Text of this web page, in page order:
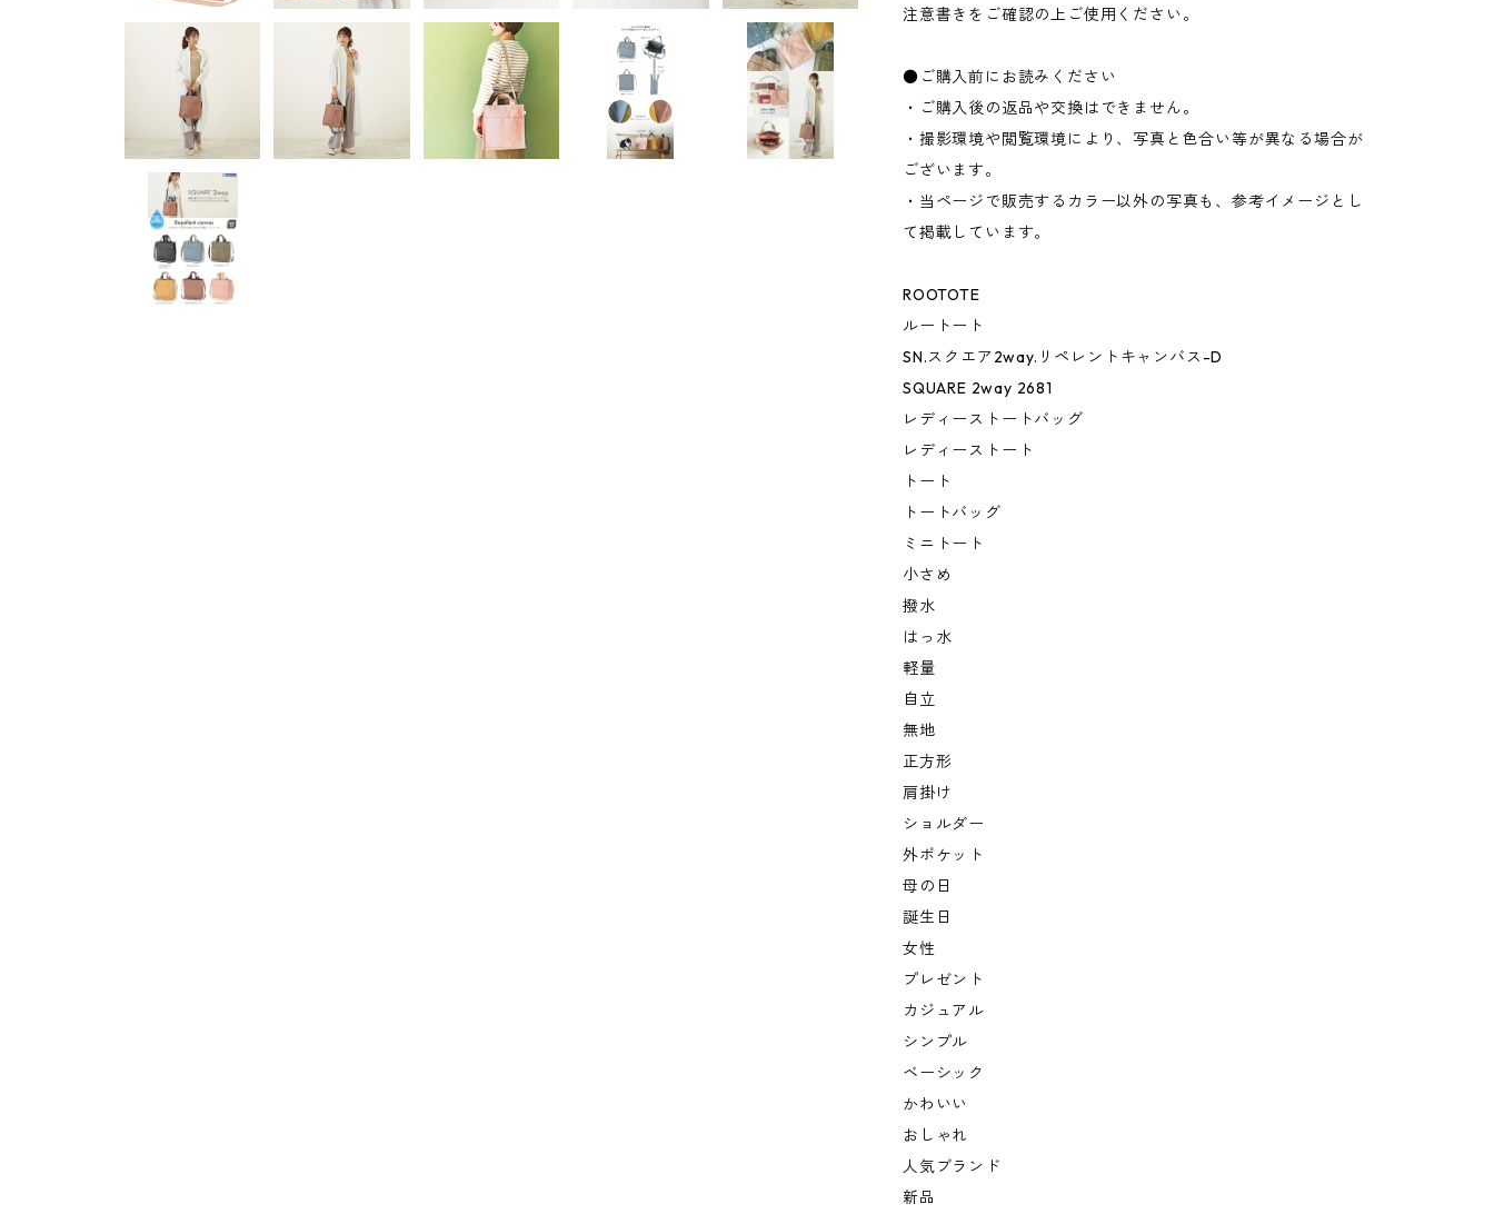
注意書きをご確認の上ご使用ください。
●ご購入前にお読みください
・ご購入後の返品や交換はできません。
・撮影環境や閲覧環境により、写真と色合い等が異なる場合が
ございます。
・当ページで販売するカラー以外の写真も、参考イメージとし
て掲載しています。
ROOTOTE
ルートート
SN.スクエア2way.リペレントキャンバス-D
SQUARE 2way 2681
レディーストートバッグ
レディーストート
トート
トートバッグ
ミニトート
小さめ
撥水
はっ水
軽量
自立
無地
正方形
肩掛け
ショルダー
外ポケット
母の日
誕生日
女性
プレゼント
カジュアル
シンプル
ベーシック
かわいい
おしゃれ
人気ブランド
新品